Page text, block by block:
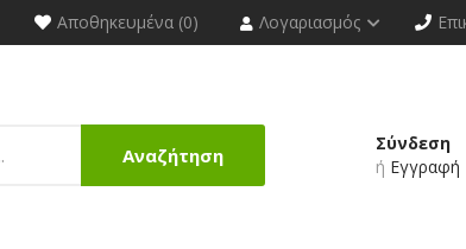
Αποθηκευμένα (0) Λογαριασμός
Σύνδεση
ή Εγγραφή
Αναζήτηση